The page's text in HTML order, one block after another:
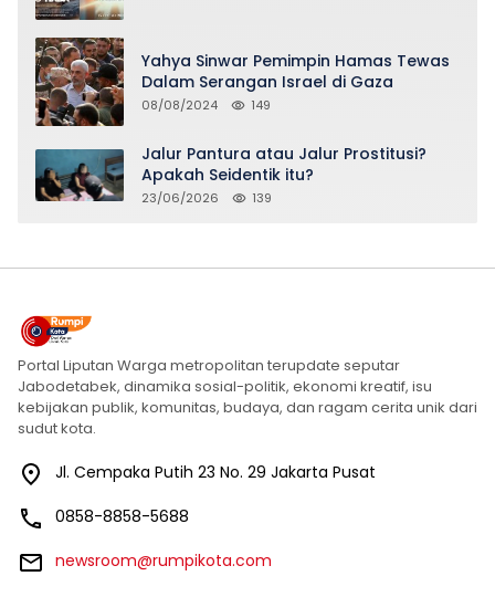
Yahya Sinwar Pemimpin Hamas Tewas
Dalam Serangan Israel di Gaza
08/08/2024 149
Jalur Pantura atau Jalur Prostitusi?
Apakah Seidentik itu?
23/06/2026 139
Portal Liputan Warga metropolitan terupdate seputar
Jabodetabek, dinamika sosial-politik, ekonomi kreatif, isu
kebijakan publik, komunitas, budaya, dan ragam cerita unik dari
sudut kota.
Jl. Cempaka Putih 23 No. 29 Jakarta Pusat
0858-8858-5688
newsroom@rumpikota.com